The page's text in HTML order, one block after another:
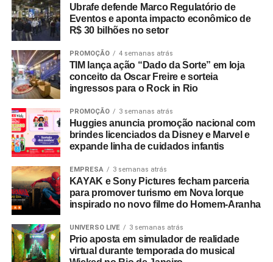
Ubrafe defende Marco Regulatório de
Eventos e aponta impacto econômico de
R$ 30 bilhões no setor
PROMOÇÃO 4 semanas atrás
TIM lança ação “Dado da Sorte” em loja
conceito da Oscar Freire e sorteia
ingressos para o Rock in Rio
PROMOÇÃO 3 semanas atrás
Huggies anuncia promoção nacional com
brindes licenciados da Disney e Marvel e
expande linha de cuidados infantis
EMPRESA 3 semanas atrás
KAYAK e Sony Pictures fecham parceria
para promover turismo em Nova Iorque
inspirado no novo filme do Homem-Aranha
UNIVERSO LIVE 3 semanas atrás
Prio aposta em simulador de realidade
virtual durante temporada do musical